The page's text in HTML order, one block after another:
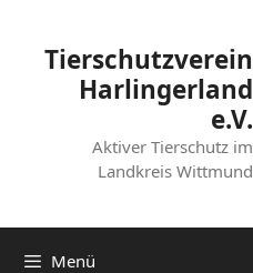
springenTierschutzverein
Harlingerland
e.V.
Aktiver Tierschutz im
Landkreis Wittmund
Menü